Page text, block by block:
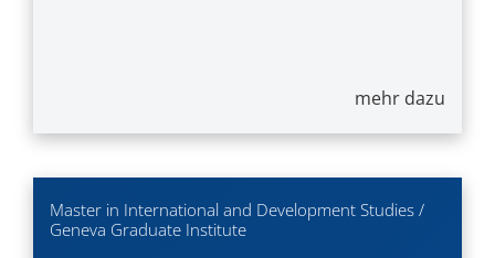
mehr dazu
Master in International and Development Studies /
Geneva Graduate Institute